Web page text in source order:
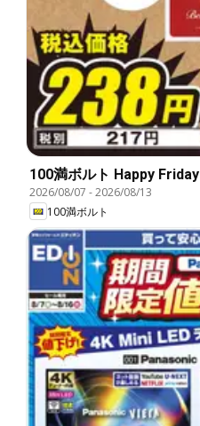
100満ボルト Happy Friday
2026/08/07 -2026/08/13
100満ボルト